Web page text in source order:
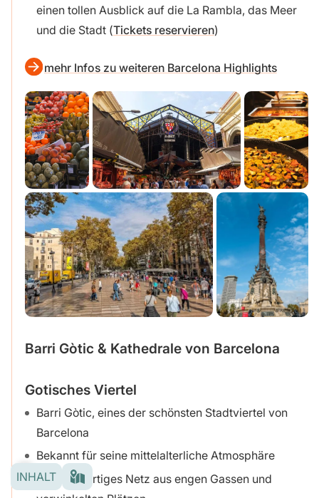
einen tollen Ausblick auf die La Rambla, das Meer
und die Stadt (Tickets reservieren)
mehr Infos zu weiteren Barcelona Highlights
Barri Gòtic & Kathedrale von Barcelona
Gotisches Viertel
Barri Gòtic, eines der schönsten Stadtviertel von
Barcelona
Bekannt für seine mittelalterliche Atmosphäre
Labyrinthartiges Netz aus engen Gassen und
INHALT